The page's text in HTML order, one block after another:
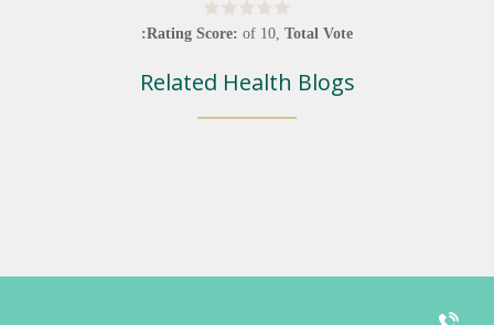
Rating Score: of 10, Total Vote:
Related Health Blogs